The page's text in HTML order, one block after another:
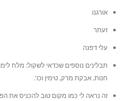
אורגנו
זעתר
עלי דפנה
תבלינים נוספים שכדאי לשקול: מלח
חנות, אבקת מרק, טימין וכו'.
זה נראה לי כמו מקום טוב להכניס את